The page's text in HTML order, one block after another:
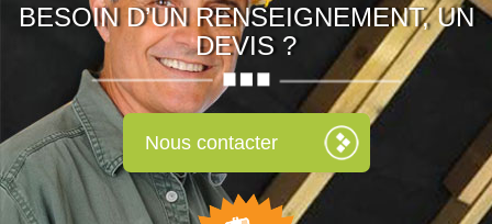
BESOIN D’UN RENSEIGNEMENT, UN
DEVIS ?
Nous contacter